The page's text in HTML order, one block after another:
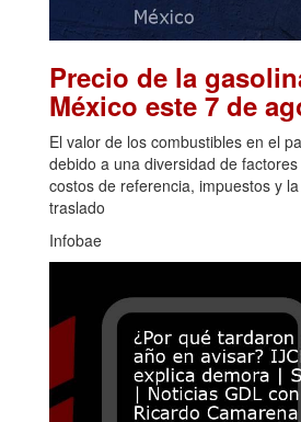
Precio de la
México este 7 de
El valor de los combustibles en el
debido a una diversidad de
costos de referencia, impuestos y
traslado
Infobae